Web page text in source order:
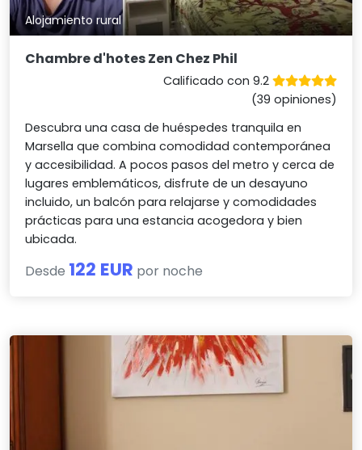
Alojamiento rural
Chambre d'hotes Zen Chez Phil
Calificado con 9.2
(39 opiniones)
Descubra una casa de huéspedes tranquila en
Marsella que combina comodidad contemporánea
y accesibilidad. A pocos pasos del metro y cerca de
lugares emblemáticos, disfrute de un desayuno
incluido, un balcón para relajarse y comodidades
prácticas para una estancia acogedora y bien
ubicada.
Desde 122 EUR por noche